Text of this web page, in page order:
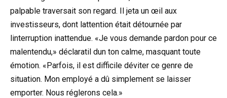
palpable traversait son regard. Il jeta un œil aux
investisseurs, dont lattention était détournée par
linterruption inattendue. «Je vous demande pardon pour ce
malentendu,» déclaratil dun ton calme, masquant toute
émotion. «Parfois, il est difficile déviter ce genre de
situation. Mon employé a dû simplement se laisser
emporter. Nous réglerons cela.»